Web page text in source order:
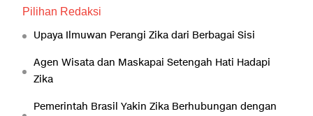
Pilihan Redaksi
Upaya Ilmuwan Perangi Zika dari Berbagai Sisi
Agen Wisata dan Maskapai Setengah Hati Hadapi
Zika
Pemerintah Brasil Yakin Zika Berhubungan dengan